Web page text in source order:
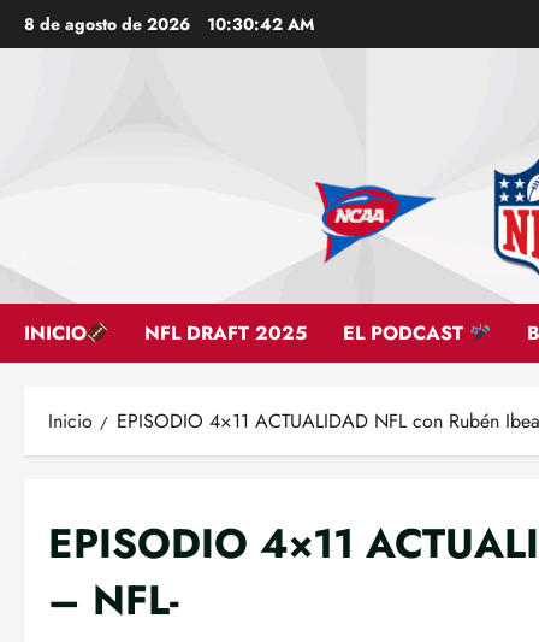
Saltar
al
8 de agosto de 2026 10:30:43 AM
INICIO NFL DRAFT 2025 EL PODCAST
Inicio EPISODIO 4×11 ACTUALIDAD NFL con Rubén
EPISODIO 4×11
– NFL-